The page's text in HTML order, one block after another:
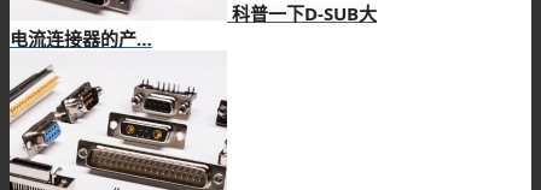
科普一下D-SUB大
电流连接器的产…